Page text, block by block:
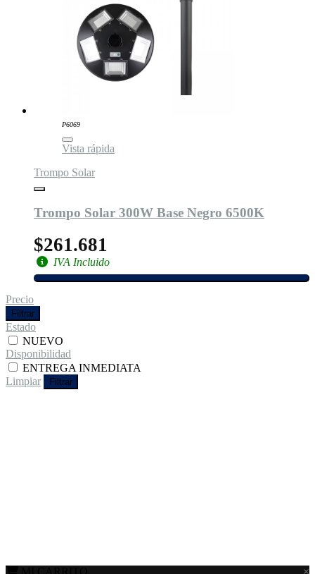
P6069
Vista rápida
Trompo Solar
Trompo Solar 300W Base Negro 6500K
$261.681
IVA Incluido
Precio
Filtrar
Estado
NUEVO
Disponibilidad
ENTREGA INMEDIATA
Limpiar
Filtrar
×